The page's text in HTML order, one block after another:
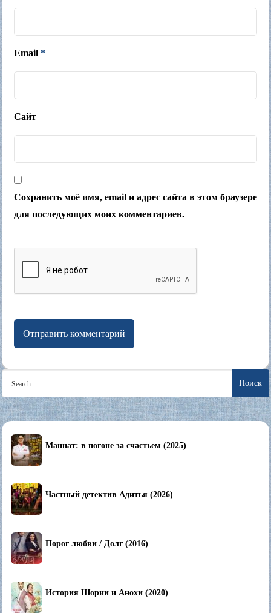
Email *
Сайт
Сохранить моё имя, email и адрес сайта в этом браузере
для последующих моих комментариев.
for:
Маннат: в погоне за счастьем (2025)
Частный детектив Адитья (2026)
Порог любви / Долг (2016)
История Шории и Анохи (2020)